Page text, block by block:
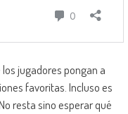
jugadores pongan a
favoritas. Incluso es
resta sino esperar qué